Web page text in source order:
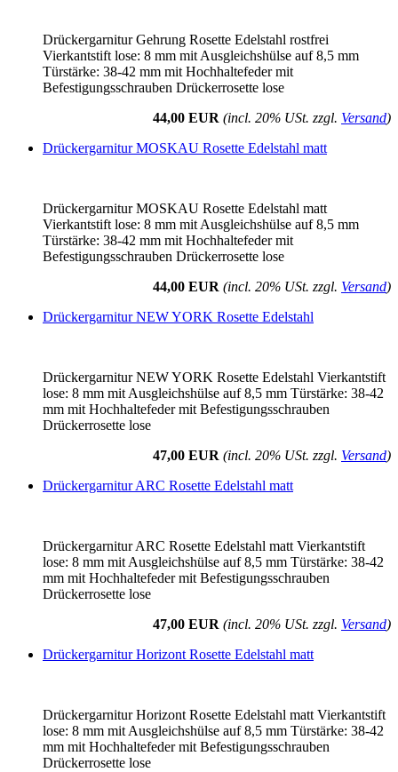
Drückergarnitur Gehrung Rosette Edelstahl rostfrei
Vierkantstift lose: 8 mm mit Ausgleichshülse auf 8,5 mm
Türstärke: 38-42 mm mit Hochhaltefeder mit
Befestigungsschrauben Drückerrosette lose
44,00 EUR (incl. 20% USt. zzgl. Versand)
Drückergarnitur MOSKAU Rosette Edelstahl matt
Drückergarnitur MOSKAU Rosette Edelstahl matt
Vierkantstift lose: 8 mm mit Ausgleichshülse auf 8,5 mm
Türstärke: 38-42 mm mit Hochhaltefeder mit
Befestigungsschrauben Drückerrosette lose
44,00 EUR (incl. 20% USt. zzgl. Versand)
Drückergarnitur NEW YORK Rosette Edelstahl
Drückergarnitur NEW YORK Rosette Edelstahl Vierkantstift
lose: 8 mm mit Ausgleichshülse auf 8,5 mm Türstärke: 38-42
mm mit Hochhaltefeder mit Befestigungsschrauben
Drückerrosette lose
47,00 EUR (incl. 20% USt. zzgl. Versand)
Drückergarnitur ARC Rosette Edelstahl matt
Drückergarnitur ARC Rosette Edelstahl matt Vierkantstift
lose: 8 mm mit Ausgleichshülse auf 8,5 mm Türstärke: 38-42
mm mit Hochhaltefeder mit Befestigungsschrauben
Drückerrosette lose
47,00 EUR (incl. 20% USt. zzgl. Versand)
Drückergarnitur Horizont Rosette Edelstahl matt
Drückergarnitur Horizont Rosette Edelstahl matt Vierkantstift
lose: 8 mm mit Ausgleichshülse auf 8,5 mm Türstärke: 38-42
mm mit Hochhaltefeder mit Befestigungsschrauben
Drückerrosette lose